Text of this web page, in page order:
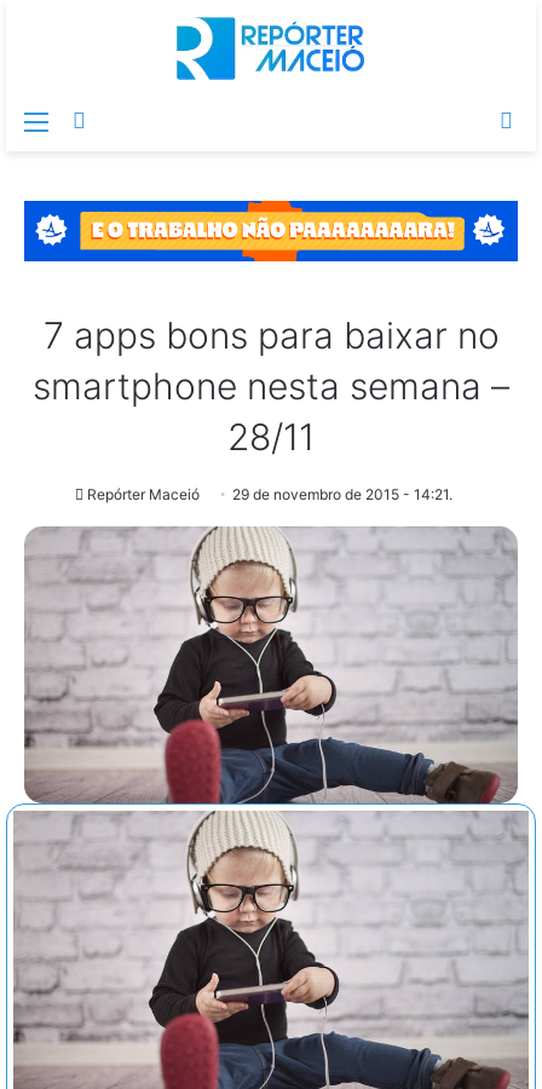
Menu
7 apps bons para baixar no
smartphone nesta semana –
28/11
Repórter Maceió 29 de novembro de 2015 - 14:21.